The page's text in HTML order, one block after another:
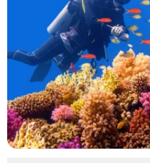
Viaggi in Egitto
Crociere sul Nilo
Viaggi in Giordania
Blog